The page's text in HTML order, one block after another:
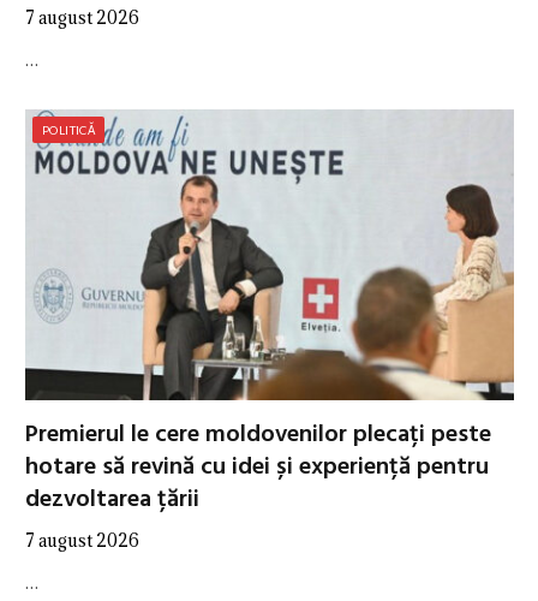
7 august 2026
…
POLITICĂ
Premierul le cere moldovenilor plecați peste
hotare să revină cu idei și experiență pentru
dezvoltarea țării
7 august 2026
…